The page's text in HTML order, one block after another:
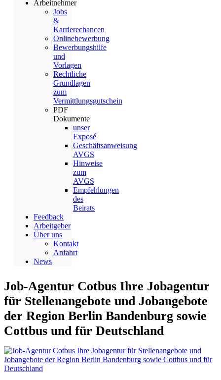
Arbeitnehmer
Jobs
&
Karrierechancen
Onlinebewerbung
Bewerbungshilfe
und
Vorlagen
Rechtliche
Grundlagen
zum
Vermittlungsgutschein
PDF
Dokumente
unser
Exposé
Geschäftsanweisung
AVGS
Hinweise
zum
AVGS
Empfehlungen
des
Beirats
Feedback
Arbeitgeber
Über uns
Kontakt
Anfahrt
News
Job-Agentur Cotbus Ihre Jobagentur
für Stellenangebote und Jobangebote
der Region Berlin Bandenburg sowie
Cottbus und für Deutschland